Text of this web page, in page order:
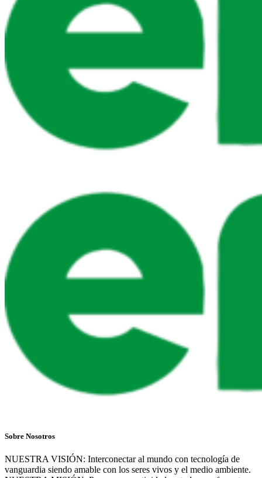
Sobre Nosotros
NUESTRA VISIÓN: Interconectar al mundo con tecnología de
vanguardia siendo amable con los seres vivos y el medio ambiente.